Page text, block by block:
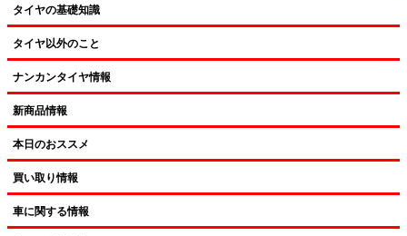
タイヤの基礎知識
タイヤ以外のこと
ナンカンタイヤ情報
新商品情報
本日のおススメ
買い取り情報
車に関する情報